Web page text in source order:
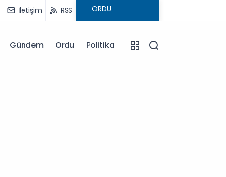
İletişim RSS
Gündem Ordu Politika